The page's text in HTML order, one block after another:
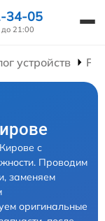
34-05
21:00
устройств
с
Проводим
заменяем
оригинальные